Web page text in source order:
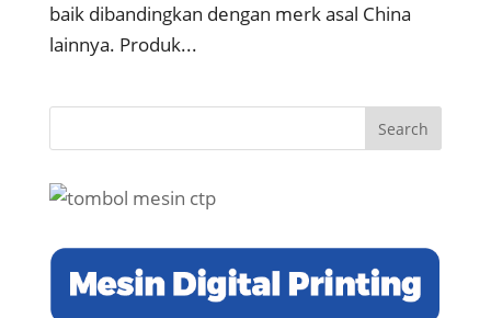
baik dibandingkan dengan merk asal China
lainnya. Produk...